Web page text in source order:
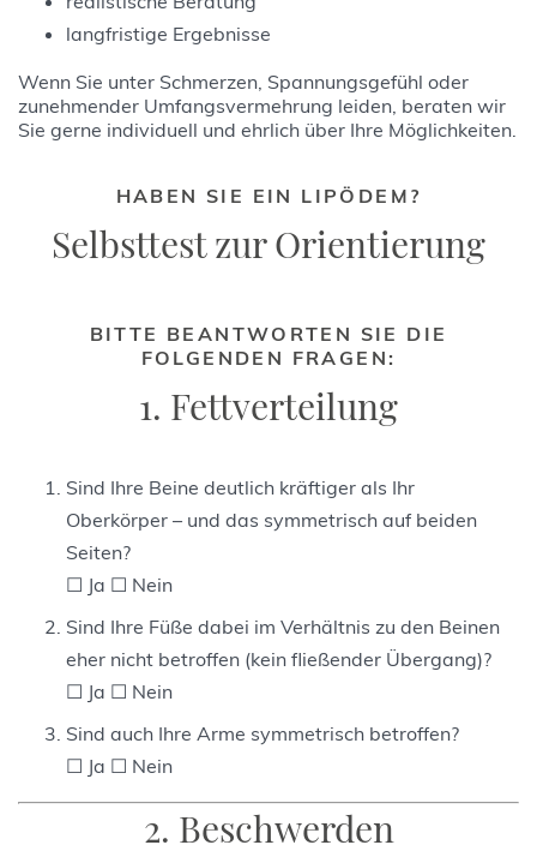
langfristige Ergebnisse
Wenn Sie unter Schmerzen, Spannungsgefühl oder
zunehmender Umfangsvermehrung leiden, beraten wir
Sie gerne individuell und ehrlich über Ihre Möglichkeiten.
HABEN SIE EIN LIPÖDEM?
Selbsttest zur Orientierung
BITTE BEANTWORTEN SIE DIE
FOLGENDEN FRAGEN:
1. Fettverteilung
Sind Ihre Beine deutlich kräftiger als Ihr
Oberkörper – und das symmetrisch auf beiden
Seiten?
☐ Ja ☐ Nein
Sind Ihre Füße dabei im Verhältnis zu den Beinen
eher nicht betroffen (kein fließender Übergang)?
☐ Ja ☐ Nein
Sind auch Ihre Arme symmetrisch betroffen?
☐ Ja ☐ Nein
2. Beschwerden